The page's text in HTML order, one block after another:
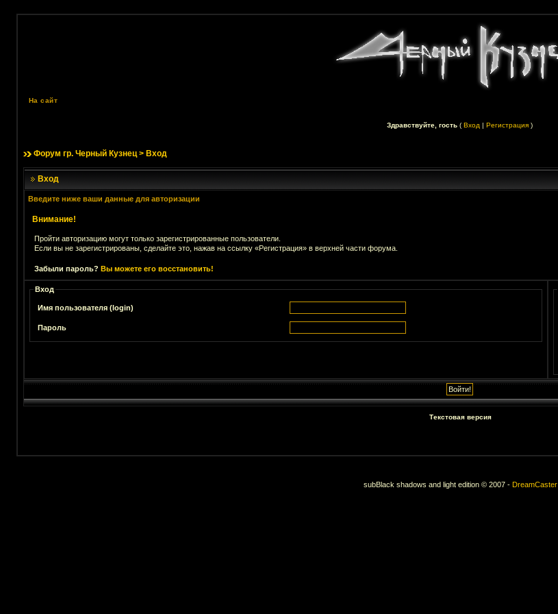
На сайт
Здравствуйте, гость (Вход |Регистрация )
Форум гр. Черный Кузнец> Вход
Вход
Введите ниже ваши данные для авторизации
Внимание!
Пройти авторизацию могут только зарегистрированные пользователи.
Если вы не зарегистрированы, сделайте это, нажав на ссылку «Регистрация» в верхней части форума.
Забыли пароль? Вы можете его восстановить!
Вход
Имя пользователя (login)
Пароль
Текстовая версия
subBlack shadows and light edition © 2007 - DreamCaster